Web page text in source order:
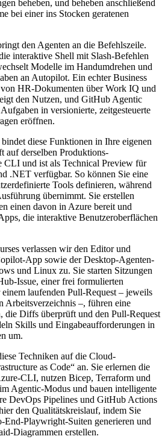
beheben, und beheben anschließend
bei einer ins Stocken geratenen
den Agenten an die Befehlszeile.
interaktive Shell mit Slash-Befehlen
Modelle im Handumdrehen und
an Autopilot. Ein echter Business
HR-Dokumenten über Work IQ und
den Nutzen, und GitHub Agentic
in versionierte, zeitgesteuerte
eröffnen.
diese Funktionen in Ihre eigenen
auf derselben Produktions-
CLI und ist als Technical Preview für
.NET verfügbar. So können Sie eine
Tools definieren, während
übernimmt. Sie erstellen
einen davon in Azure bereit und
die interaktive Benutzeroberflächen
verlassen wir den Editor und
App sowie der Desktop-Agenten-
und Linux zu. Sie starten Sitzungen
Issue, einer frei formulierten
laufenden Pull-Request – jeweils
Arbeitsverzeichnis –, führen eine
die Diffs überprüft und den Pull-Request
Skills und Eingabeaufforderungen in
um.
Techniken auf die Cloud-
as Code“ an. Sie erlernen die
CLI, nutzen Bicep, Terraform und
Agentic-Modus und bauen intelligente
DevOps Pipelines und GitHub Actions
den Qualitätskreislauf, indem Sie
End-Playwright-Suiten generieren und
Diagrammen erstellen.